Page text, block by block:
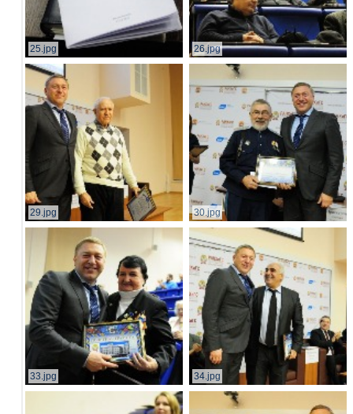
25.jpg 26.jpg
29.jpg 30.jpg
33.jpg 34.jpg